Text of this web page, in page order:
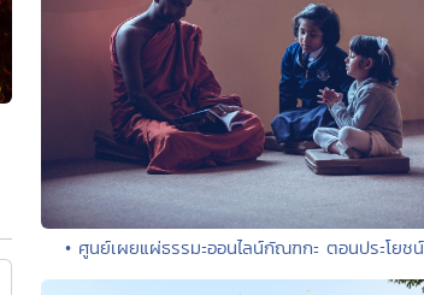
• ศูนย์เผยแผ่ธรรมะออนไลน์กัณฑกะ ตอนประโยช